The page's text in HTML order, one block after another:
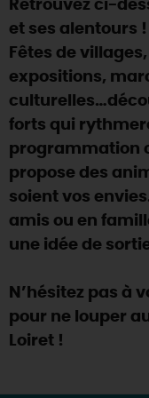
Visites
Vins etvignobles
Chic,une aire de
Par ici les
Que rapporter du
La Route des
Des
(re)Découvrir
Des
Programme
SE
Retrouvez ci-
et ses alentours !
Fêtes de
expositions,
forts qui
programmation
propose des
soient vos
amis ou en
une idée de
N’hésitez pas à
pour ne louper
Loiret !